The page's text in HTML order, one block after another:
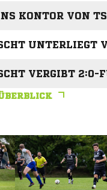
KONTOR VON
UNTERLIEGT
VERGIBT 2:0-